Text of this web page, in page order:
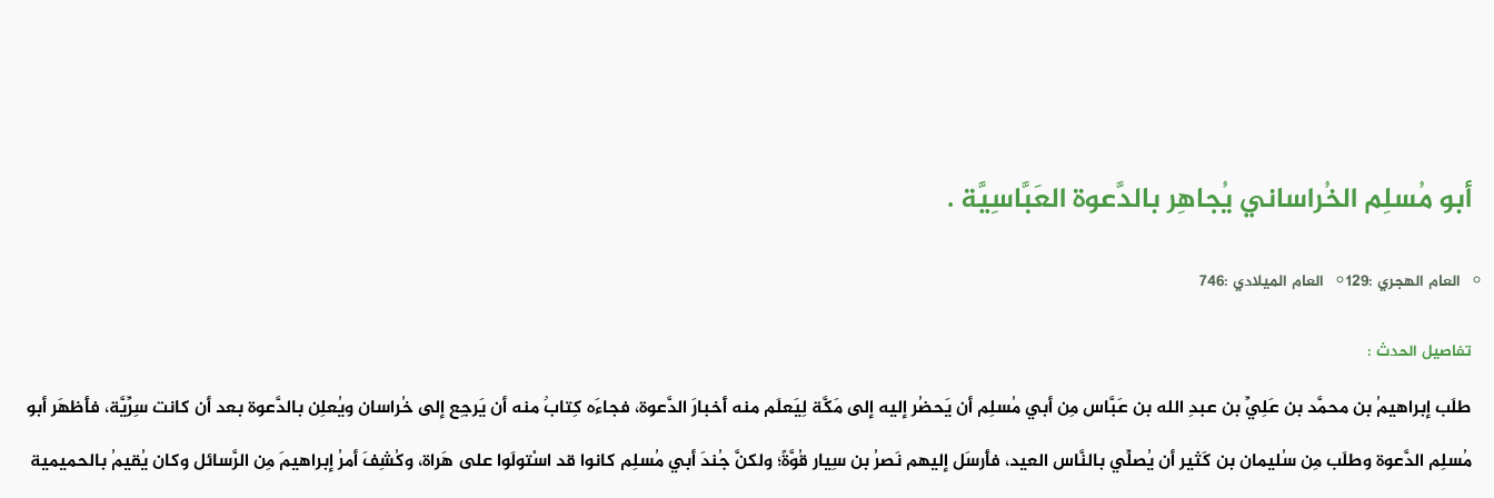
أبو مُسلِم الخُراساني يُجاهِر بالدَّعوة العَبَّاسِيَّة .
العام الهجري :129 العام الميلادي :746
تفاصيل الحدث :
طلَب إبراهيمُ بن محمَّد بن عَلِيِّ بن عبدِ الله بن عَبَّاس مِن أبي مُسلِم أن يَحضُر إليه إلى مَكَّة لِيَعلَم منه أَخبارَ الدَّعوة، فجاءَه كِتابٌ منه أن يَرجِع إلى خُراسان ويُعلِن بالدَّعوة بعد أن كانت سِرِّيَّة، فأَظهَر أبو
مُسلِم الدَّعوة وطلَب مِن سُليمان بن كَثير أن يُصلِّي بالنَّاس العيد، فأَرسَل إليهم نَصرُ بن سِيار قُوَّةً؛ ولكنَّ جُندَ أبي مُسلِم كانوا قد اسْتولَوا على هَراة، وكُشِفَ أمرُ إبراهيمَ مِن الرَّسائل وكان يُقيمُ بالحميمية